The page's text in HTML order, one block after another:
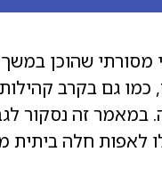
מסורתי שהוכן
כמו גם בקרב
זה נסקור
לאפות חלה ביתית